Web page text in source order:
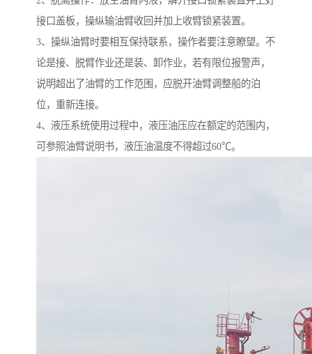
接口盖板，操纵输油臂收回并加上收臂锁紧装置。
3、操纵油臂时要相互保持联系，操作者要注意瞭望。不
论是接、脱臂作业还是装、卸作业，若有限位报警声，
说明超出了油臂的工作范围，应脱开油臂调整船的泊
位，重新连接。
4、液压系统使用过程中，液压油压应在额定的范围内，
可参照油臂说明书，液压油温度不得超过60℃。